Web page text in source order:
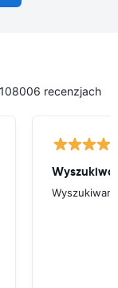
recenzjach